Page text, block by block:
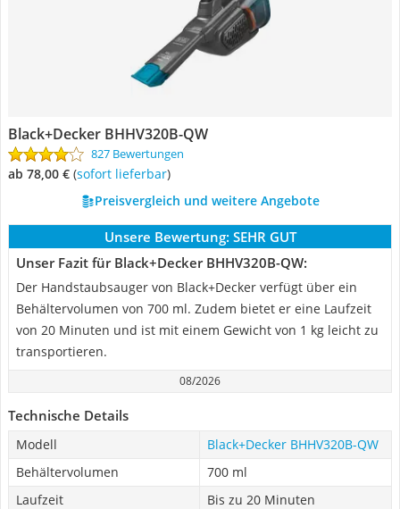
Black+Decker BHHV320B-QW
827 Bewertungen
ab 78,00 € ( Sofort lieferbar)
Preisvergleich und weitere Angebote
Unsere Bewertung: SEHR GUT
Unser Fazit für Black+Decker BHHV320B-QW:
Der Handstaubsauger von Black+Decker verfügt über ein
Behältervolumen von 700 ml. Zudem bietet er eine Laufzeit
von 20 Minuten und ist mit einem Gewicht von 1 kg leicht zu
transportieren.
08/2026
Technische Details
Modell
Black+Decker BHHV320B-QW
Behältervolumen
700 ml
Laufzeit
Bis zu 20 Minuten